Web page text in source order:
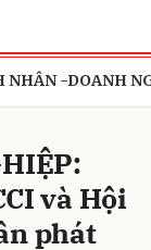
NHÂN -DOANH
và Hội
phát